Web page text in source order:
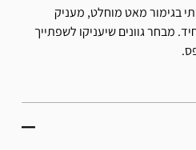
בגימור מאט מוחלט, מעניק
מבחר גוונים שיעניקו לשפתייך